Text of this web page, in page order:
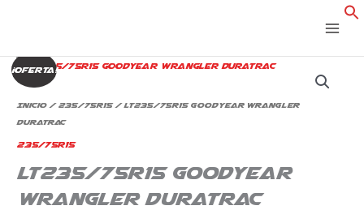
¡Oferta!
Inicio/235/75R15/ LT235/75R15 Goodyear Wrangler
DurATRac
235/75R15
LT235/75R15 Goodyear
Wrangler DurATRac
El
$ 931.765.
El
$ 792.000.
LT235/75R15
Goodyear
Wrangler
DurATRac